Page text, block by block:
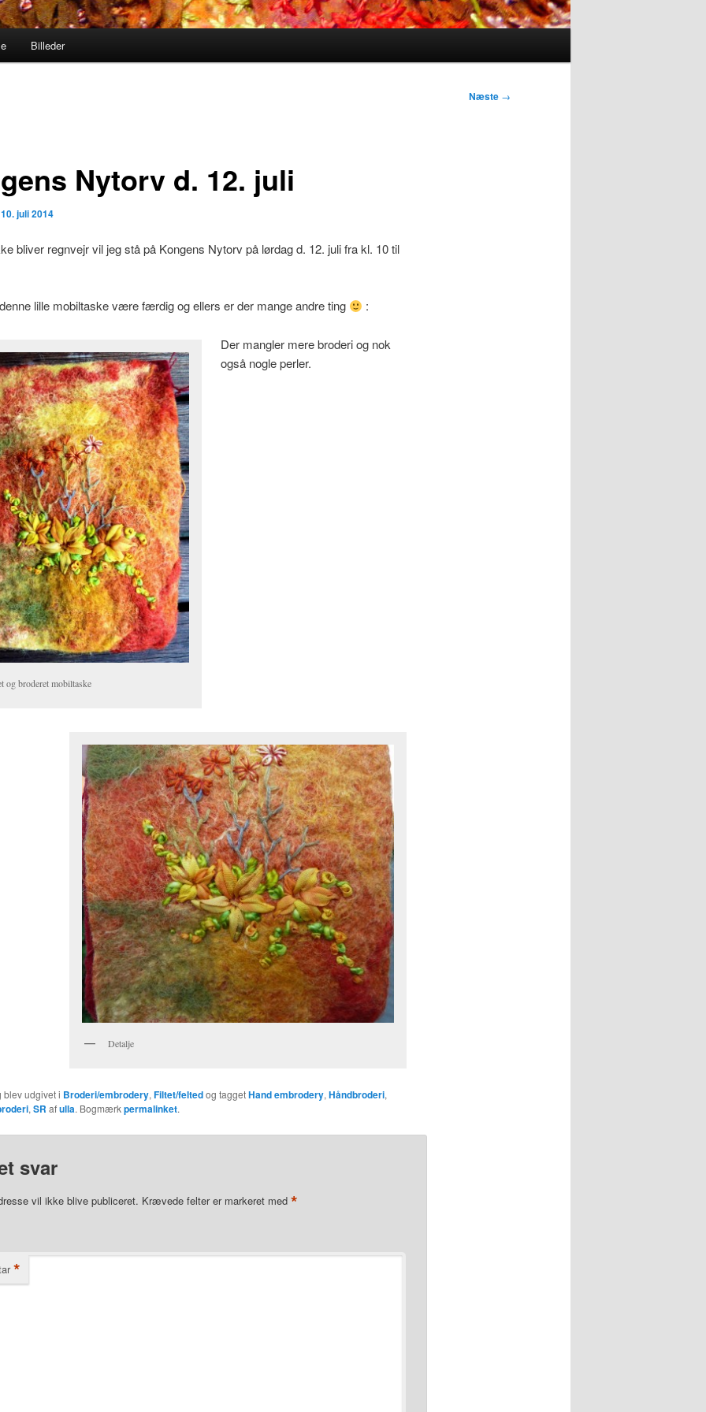
Billeder
Næste →
Nytorv d. 12. juli
10. juli 2014
bliver regnvejr vil jeg stå på Kongens Nytorv på lørdag d. 12. juli fra kl. 10 til
lille mobiltaske være færdig og ellers er der mange andre ting :
og broderet mobiltaske
Detalje
Der mangler mere broderi og nok
også nogle perler.
udgivet i Broderi/embrodery, Filtet/feltedog taggetHand embrodery, Håndbroderi,
, SR afulla. Bogmærkpermalinket.
svar
vil ikke blive publiceret. Krævede felter er markeret med *
*